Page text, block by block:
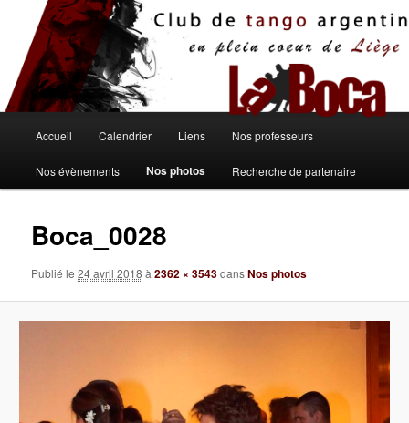
contenu
principal
principal
Accueil Calendrier Liens Nos professeurs
Nos évènements Nos photos Recherche de partenaire
Boca_0028
Publié le24 avril 2018 à2362 × 3543dansNos photos